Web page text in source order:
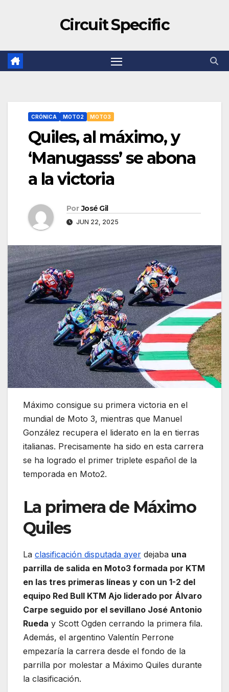
Circuit Specific
CRÓNICA MOTO2 MOTO3
Quiles, al máximo, y
‘Manugasss’ se abona
a la victoria
Por José Gil
JUN 22, 2025
Máximo consigue su primera victoria en el
mundial de Moto 3, mientras que Manuel
González recupera el liderato en la en tierras
italianas. Precisamente ha sido en esta carrera
se ha logrado el primer triplete español de la
temporada en Moto2.
La primera de Máximo
Quiles
La clasificación disputada ayer dejaba una
parrilla de salida en Moto3 formada por KTM
en las tres primeras líneas y con un 1-2 del
equipo Red Bull KTM Ajo liderado por Álvaro
Carpe seguido por el sevillano José Antonio
Rueda y Scott Ogden cerrando la primera fila.
Además, el argentino Valentín Perrone
empezaría la carrera desde el fondo de la
parrilla por molestar a Máximo Quiles durante
la clasificación.